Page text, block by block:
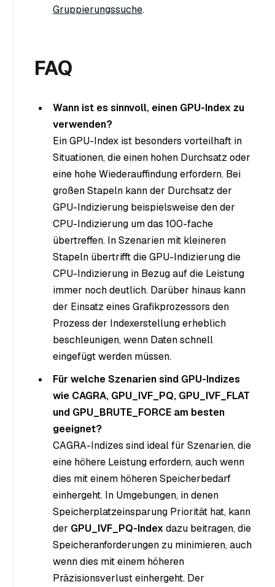
Gruppierungssuche.
FAQ
Wann ist es sinnvoll, einen GPU-Index zu
verwenden?
Ein GPU-Index ist besonders vorteilhaft in
Situationen, die einen hohen Durchsatz oder
eine hohe Wiederauffindung erfordern. Bei
großen Stapeln kann der Durchsatz der
GPU-Indizierung beispielsweise den der
CPU-Indizierung um das 100-fache
übertreffen. In Szenarien mit kleineren
Stapeln übertrifft die GPU-Indizierung die
CPU-Indizierung in Bezug auf die Leistung
immer noch deutlich. Darüber hinaus kann
der Einsatz eines Grafikprozessors den
Prozess der Indexerstellung erheblich
beschleunigen, wenn Daten schnell
eingefügt werden müssen.
Für welche Szenarien sind GPU-Indizes
wie CAGRA, GPU_IVF_PQ, GPU_IVF_FLAT
und GPU_BRUTE_FORCE am besten
geeignet?
CAGRA-Indizes sind ideal für Szenarien, die
eine höhere Leistung erfordern, auch wenn
dies mit einem höheren Speicherbedarf
einhergeht. In Umgebungen, in denen
Speicherplatzeinsparung Priorität hat, kann
der GPU_IVF_PQ-Index dazu beitragen, die
Speicheranforderungen zu minimieren, auch
wenn dies mit einem höheren
Präzisionsverlust einhergeht. Der